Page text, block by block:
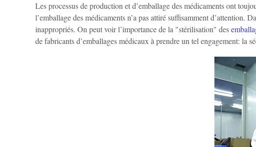
Les processus de production et d’emballage des médicaments ont
l’emballage des médicaments n’a pas attiré suffisamment d’attention.
inappropriés. On peut voir l’importance de la "stérilisation" des
de fabricants d’emballages médicaux à prendre un tel engagement: la